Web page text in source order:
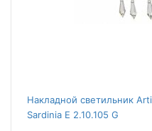
Накладной светильник
Sardinia E 2.10.105 G